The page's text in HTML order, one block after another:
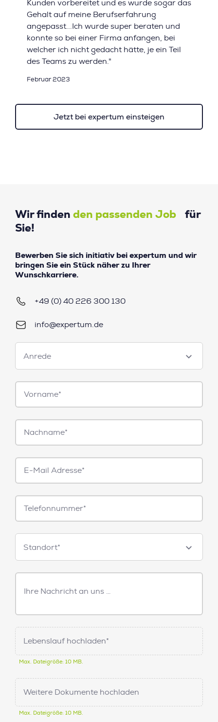
Kunden vorbereitet und es wurde sogar das
Gehalt auf meine Berufserfahrung
angepasst...Ich wurde super beraten und
konnte so bei einer Firma anfangen, bei
welcher ich nicht gedacht hätte, je ein Teil
des Teams zu werden."
Februar 2023
Jetzt bei expertum einsteigen
Wir finden den passenden Job für
Sie!
Bewerben Sie sich initiativ bei expertum und wir
bringen Sie ein Stück näher zu Ihrer
Wunschkarriere.
+49 (0) 40 226 300 130
info@expertum.de
Anrede
Anrede
Vorname*
Nachname*
E-
Mail*
Telefonnummer
Standorte
Standort*
Freitext
Nachricht
Lebenslauf hochladen*
Max. Dateigröße: 10 MB.
Weitere Dokumente hochladen
Max. Dateigröße: 10 MB.